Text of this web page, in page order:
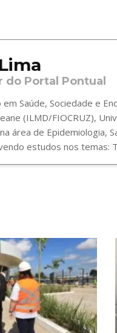
do Portal Pontual
Saúde, Sociedade e
(ILMD/FIOCRUZ),
área de Epidemiologia,
estudos nos temas: